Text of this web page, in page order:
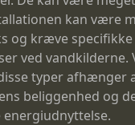
kan være
og kræve specifikke
ved vandkilderne.
typer afhænger
beliggenhed og
energiudnyttelse.